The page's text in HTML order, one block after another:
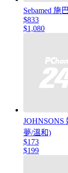
Sebamed 施
$833
$1,080
JOHNSONS
夢/溫和)
$173
$199